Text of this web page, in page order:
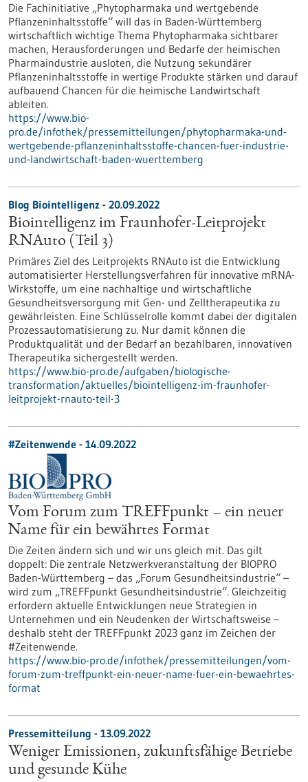
Die Fachinitiative „Phytopharmaka und wertgebende
Pflanzeninhaltsstoffe“ will das in Baden-Württemberg
wirtschaftlich wichtige Thema Phytopharmaka sichtbarer
machen, Herausforderungen und Bedarfe der heimischen
Pharmaindustrie ausloten, die Nutzung sekundärer
Pflanzeninhaltsstoffe in wertige Produkte stärken und darauf
aufbauend Chancen für die heimische Landwirtschaft
ableiten.
https://www.bio-
pro.de/infothek/pressemitteilungen/phytopharmaka-und-
wertgebende-pflanzeninhaltsstoffe-chancen-fuer-industrie-
und-landwirtschaft-baden-wuerttemberg
Blog Biointelligenz - 20.09.2022
Biointelligenz im Fraunhofer-Leitprojekt
RNAuto (Teil 3)
Primäres Ziel des Leitprojekts RNAuto ist die Entwicklung
automatisierter Herstellungsverfahren für innovative mRNA-
Wirkstoffe, um eine nachhaltige und wirtschaftliche
Gesundheitsversorgung mit Gen- und Zelltherapeutika zu
gewährleisten. Eine Schlüsselrolle kommt dabei der digitalen
Prozessautomatisierung zu. Nur damit können die
Produktqualität und der Bedarf an bezahlbaren, innovativen
Therapeutika sichergestellt werden.
https://www.bio-pro.de/aufgaben/biologische-
transformation/aktuelles/biointelligenz-im-fraunhofer-
leitprojekt-rnauto-teil-3
#Zeitenwende - 14.09.2022
Vom Forum zum TREFFpunkt – ein neuer
Name für ein bewährtes Format
Die Zeiten ändern sich und wir uns gleich mit. Das gilt
doppelt: Die zentrale Netzwerkveranstaltung der BIOPRO
Baden-Württemberg – das „Forum Gesundheitsindustrie“ –
wird zum „TREFFpunkt Gesundheitsindustrie“. Gleichzeitig
erfordern aktuelle Entwicklungen neue Strategien in
Unternehmen und ein Neudenken der Wirtschaftsweise –
deshalb steht der TREFFpunkt 2023 ganz im Zeichen der
#Zeitenwende.
https://www.bio-pro.de/infothek/pressemitteilungen/vom-
forum-zum-treffpunkt-ein-neuer-name-fuer-ein-bewaehrtes-
format
Pressemitteilung - 13.09.2022
Weniger Emissionen, zukunftsfähige Betriebe
und gesunde Kühe